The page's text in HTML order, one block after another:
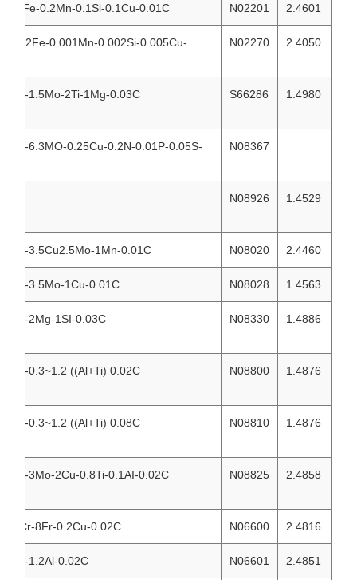
2.4601
N02201
0.15Fe-0.2Mn-0.1Si-0.1Cu-0.01C
2.4050
N02270
0.02Fe-0.001Mn-0.002Si-0.005Cu-
1.4980
S66286
15Cr-1.5Mo-2Ti-1Mg-0.03C
N08367
20Cr-6.3MO-0.25Cu-0.2N-0.01P-0.05S-
1.4529
N08926
2.4460
N08020
21Cr-3.5Cu2.5Mo-1Mn-0.01C
1.4563
N08028
27Cr-3.5Mo-1Cu-0.01C
1.4886
N08330
18Cr-2Mg-1SI-0.03C
1.4876
N08800
21Cr-0.3~1.2 ((Al+Ti) 0.02C
1.4876
N08810
21Cr-0.3~1.2 ((Al+Ti) 0.08C
2.4858
N08825
21Cr-3Mo-2Cu-0.8Ti-0.1AI-0.02C
2.4816
N06600
151Cr-8Fr-0.2Cu-0.02C
2.4851
N06601
22Cr-1.2Al-0.02C